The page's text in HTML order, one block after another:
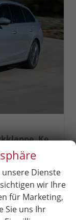
Top Selection 17" Alu, Elektr. Heckklappe, Kessy+Alarm, Beheizte Frontscheibe, Winterpaket, SunSet, Climatronic, LED-Scheinwerfer, Parksensoren vorn/hinten, Rückfahrkamera, Radio 10" + Wireless Smartlink, ACC uvm.
Gang
PS)
Fahrzeug
unsere Dienste
wir Ihre
für Marketing,
Sie uns Ihr